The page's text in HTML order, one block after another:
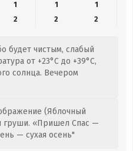
1 1
1
2 2 2
будет чистым, слабый
от +23°C до +39°C,
солнца. Вечером
(Яблочный
груши. «Пришел Спас —
— сухая осень"